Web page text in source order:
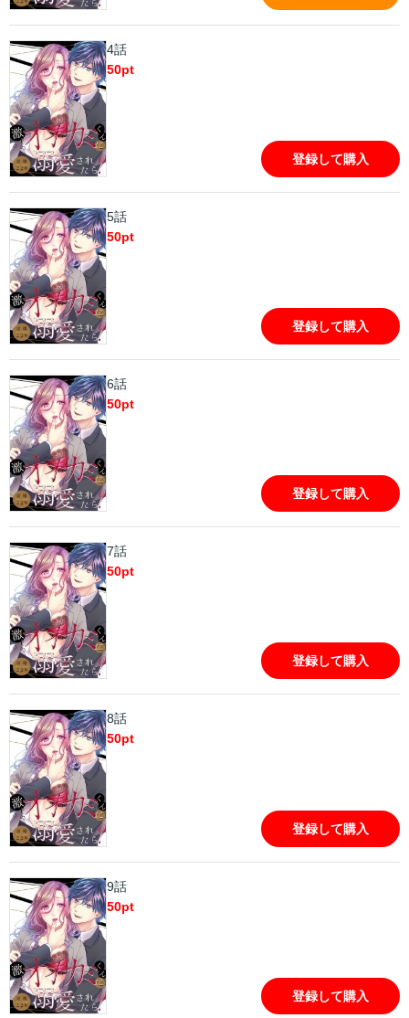
4話
50pt
登録して購入
5話
50pt
登録して購入
6話
50pt
登録して購入
7話
50pt
登録して購入
8話
50pt
登録して購入
9話
50pt
登録して購入